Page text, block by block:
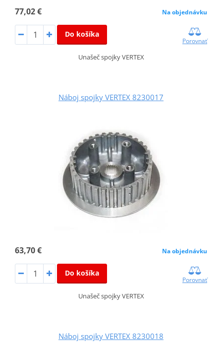
77,02 € Na objednávku
Do košíka
Porovnať
Unašeč spojky VERTEX
Náboj spojky VERTEX 8230017
63,70 € Na objednávku
Do košíka
Porovnať
Unašeč spojky VERTEX
Náboj spojky VERTEX 8230018